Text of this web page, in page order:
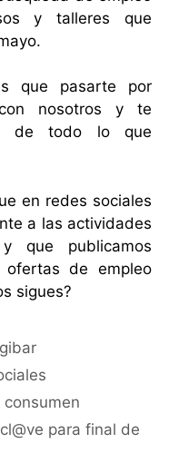
y talleres que
que pasarte por
nosotros y te
de todo lo que
en redes sociales
a las actividades
que publicamos
ofertas de empleo
sigues?
para final de